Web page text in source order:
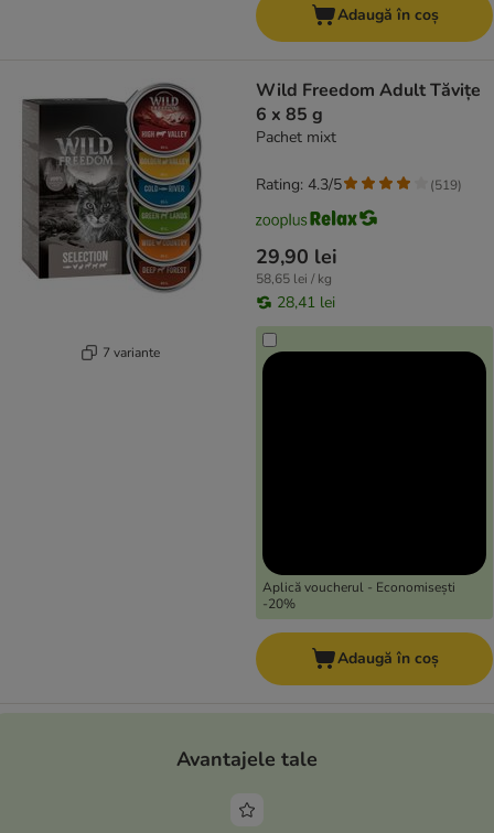
Adaugă în coș
7 variante
Wild Freedom Adult Tăvițe
6 x 85 g
Pachet mixt
29,90 lei
58,65 lei / kg
28,41 lei
Aplică voucherul - Economisești
-20%
Rating: 4.3/5 (519)
Adaugă în coș
Avantajele tale